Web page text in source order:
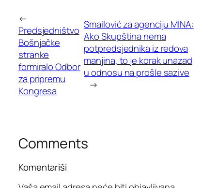
←
Predsjedništvo
Bošnjačke
stranke
formiralo Odbor
za pripremu
Kongresa
Smailović za agenciju MINA:
Ako Skupština nema
potpredsjednika iz redova
manjina, to je korak unazad
u odnosu na prošle sazive
→
Comments
Komentariši